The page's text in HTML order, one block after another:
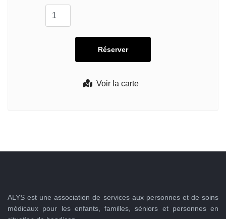
Voir la carte
ALYS est une association de services aux personnes et de soins
médicaux pour les enfants, familles, séniors et personnes en